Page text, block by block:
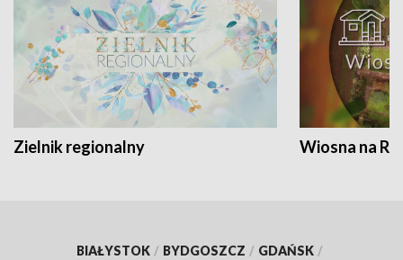
Zielnik regionalny Wiosna na
BIAŁYSTOK / BYDGOSZCZ / GDAŃSK /